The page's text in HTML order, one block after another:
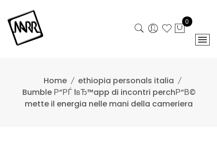
content
0
Home
ethiopia personals italia
Bumble Р“РЃ lвЂ™app di incontri perchР“В©
mette il energia nelle mani della cameriera